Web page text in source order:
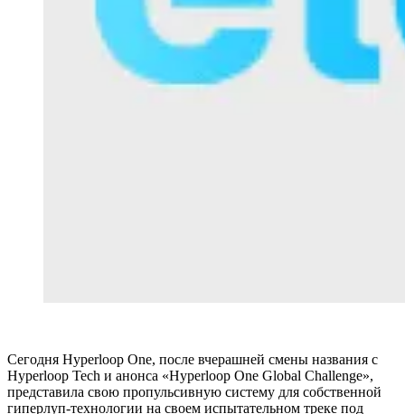
Сегодня Hyperloop One, после вчерашней смены названия с
Hyperloop Tech и анонса «Hyperloop One Global Challenge»,
представила свою пропульсивную систему для собственной
гиперлуп-технологии на своем испытательном треке под